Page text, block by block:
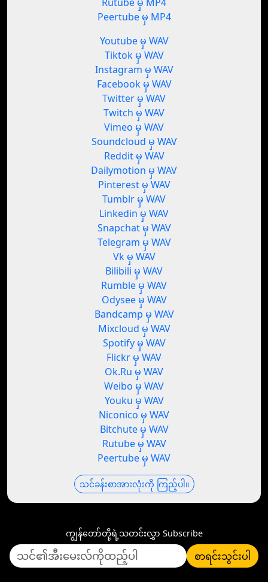
Peertube မှ MP4
Youtube မှ WAV
Tiktok မှ WAV
Instagram မှ WAV
Facebook မှ WAV
Twitter မှ WAV
Twitch မှ WAV
Vimeo မှ WAV
Soundcloud မှ WAV
Reddit မှ WAV
Dailymotion မှ WAV
Pinterest မှ WAV
Tumblr မှ WAV
Linkedin မှ WAV
Snapchat မှ WAV
Telegram မှ WAV
Vk မှ WAV
Bilibili မှ WAV
Rumble မှ WAV
Odysee မှ WAV
Bandcamp မှ WAV
Mixcloud မှ WAV
Spotify မှ WAV
Flickr မှ WAV
Ok.Ru မှ WAV
Weibo မှ WAV
Youku မှ WAV
Niconico မှ WAV
Bitchute မှ WAV
Rutube မှ WAV
Peertube မှ WAV
သင်ခန်းစာအားလုံးကို ကြည့်ပါ။
ကျွန်တော်တို့ရဲ့သတင်းလွှာ Subscribe
စာရင်းသွင်းပါ